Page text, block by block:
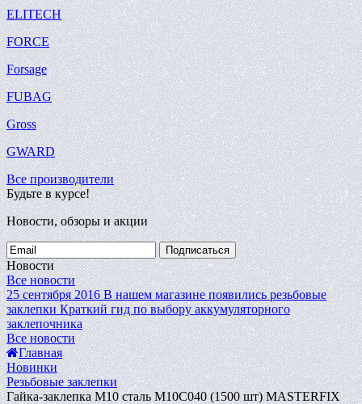
ELITECH
FORCE
Forsage
FUBAG
Gross
GWARD
Все производители
Будьте в курсе!
Новости, обзоры и акции
Подписаться
Новости
Все новости
25 сентября 2016 В нашем магазине появились резьбовые
заклепки Краткий гид по выбору аккумуляторного
заклепочника
Все новости
Главная
Новинки
Резьбовые заклепки
Гайка-заклепка M10 сталь M10C040 (1500 шт) MASTERFIX